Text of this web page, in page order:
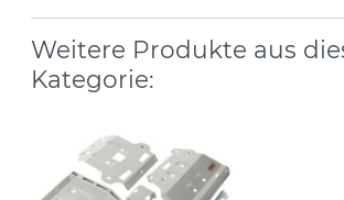
Weitere Produkte aus
Kategorie: